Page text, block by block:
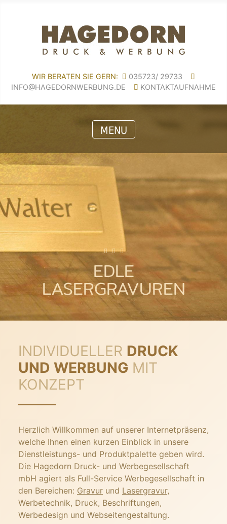
WIR BERATEN SIE GERN:
035723/ 29733
INFO@HAGEDORNWERBUNG.DE
KONTAKTAUFNAHME
EDLE
LASERGRAVUREN
INDIVIDUELLER DRUCK
UND WERBUNG MIT
KONZEPT
Herzlich Willkommen auf unserer Internetpräsenz,
welche Ihnen einen kurzen Einblick in unsere
Dienstleistungs- und Produktpalette geben wird.
Die Hagedorn Druck- und Werbegesellschaft
mbH agiert als Full-Service Werbegesellschaft in
den Bereichen: Gravur und Lasergravur,
Werbetechnik, Druck, Beschriftungen,
Werbedesign und Webseitengestaltung.